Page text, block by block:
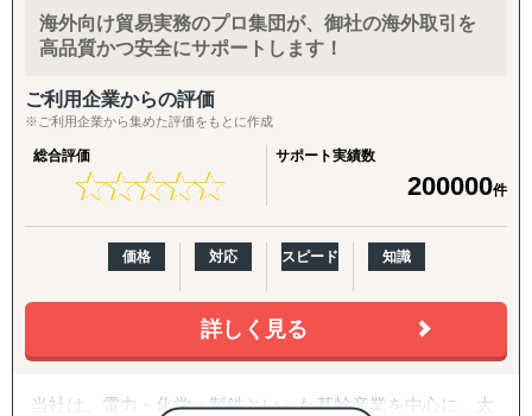
おりますので、【浅く大量の支援】より、【深く広く1社
ごと】になります。本当に海外販売や、ECのパートナーを
おります。
人口減少や、高齢化が進む日本。先行きが不透明な時代
に、私たちが紆余曲折しながら培った海外販売の実践ノウ
ハウを日本企業に。【海外販売を当たり前】に行える日本
弊社は代表を含め、多くの社員は、従業員数700名抱える
日本の大手アパレルの現場に10年いました。バイヤー、店
長、スーパーバイザー、マネジメント、売り場変え、売れ
筋作り、仮説検証、仕組み作りなど、EC販売も、現場での
経験が大きく役立ちます。
■ マッチングプラットフォーム『セカイコネクト』
海外企業が「今、欲しがっている商品情報」を受け取り、
■ 現場に入り込むハンズオン支援
プラットフォーム運営に加え、海外ビジネスを自走するた
めの「教育プログラム」や、貴社の海外事業部の一員とし
て共に動く「実務／営業／マーケティング支援」、さらに
施策なども行っております。
海外向け貿易実務のプロ集団が、御社の海外取引を
高品質かつ安全にサポートします！
ご利用企業からの評価
※ご利用企業から集めた評価をもとに作成
総合評価
★★★★★
★★★★★
サポート実績数
200000件
価格 対応 スピード 知識
詳しく見る
当社は、電力・化学・製鉄といった基幹産業を中心に、大